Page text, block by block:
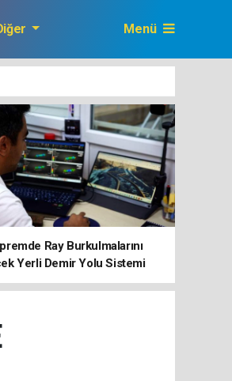
Menü
Ray Burkulmalarını
Yerli Demir Yolu Sistemi